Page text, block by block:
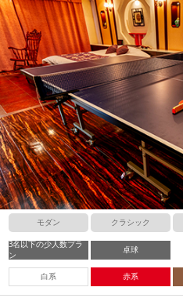
モダン クラシック
3名以下の少人数プラ
ン
卓球
白系 赤系